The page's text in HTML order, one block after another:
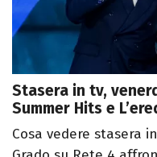
Stasera in tv,
Summer Hits e
Cosa vedere stasera